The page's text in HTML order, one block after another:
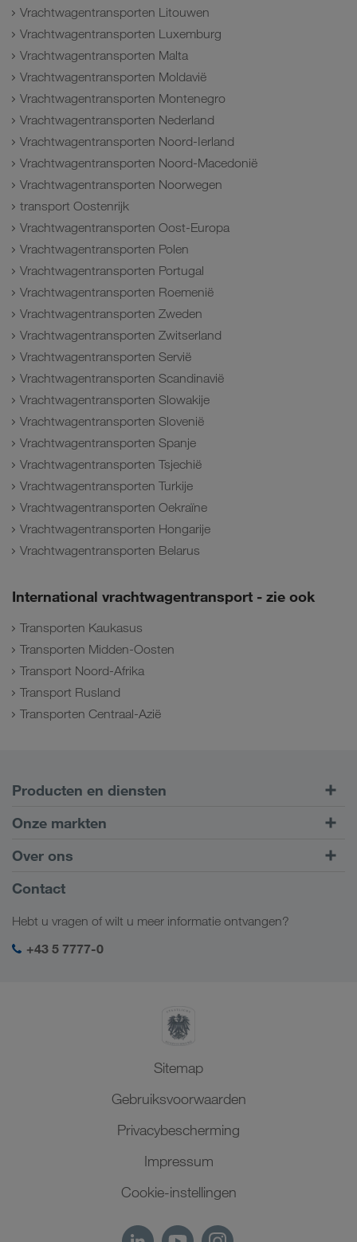
Vrachtwagentransporten Litouwen
Vrachtwagentransporten Luxemburg
Vrachtwagentransporten Malta
Vrachtwagentransporten Moldavië
Vrachtwagentransporten Montenegro
Vrachtwagentransporten Nederland
Vrachtwagentransporten Noord-Ierland
Vrachtwagentransporten Noord-Macedonië
Vrachtwagentransporten Noorwegen
transport Oostenrijk
Vrachtwagentransporten Oost-Europa
Vrachtwagentransporten Polen
Vrachtwagentransporten Portugal
Vrachtwagentransporten Roemenië
Vrachtwagentransporten Zweden
Vrachtwagentransporten Zwitserland
Vrachtwagentransporten Servië
Vrachtwagentransporten Scandinavië
Vrachtwagentransporten Slowakije
Vrachtwagentransporten Slovenië
Vrachtwagentransporten Spanje
Vrachtwagentransporten Tsjechië
Vrachtwagentransporten Turkije
Vrachtwagentransporten Oekraïne
Vrachtwagentransporten Hongarije
Vrachtwagentransporten Belarus
International vrachtwagentransport - zie ook
Transporten Kaukasus
Transporten Midden-Oosten
Transport Noord-Afrika
Transport Rusland
Transporten Centraal-Azië
Producten en diensten
Transport over de weg
Klantenportaal CONNECT
Digitale oplossingen
Onze markten
Europa
Kaukasus
Centraal-Azië
Midden-Oosten
Over ons
Bedrijfsinformatie
Sociale verantwoordelijkheid
SHEQ-management
Contact
Hebt u vragen of wilt u meer informatie ontvangen?
+43 5 7777-0
Sitemap
Gebruiksvoorwaarden
Privacybescherming
Impressum
Cookie-instellingen